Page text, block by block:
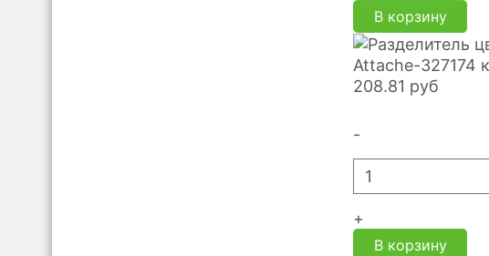
В корзину
Attache-327174
208.81 руб
-
+
В корзину